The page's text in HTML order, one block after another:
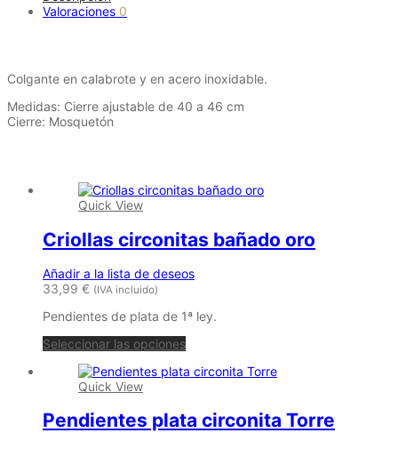
Valoraciones 0
Colgante en calabrote y en acero inoxidable.
Medidas: Cierre ajustable de 40 a 46 cm
Cierre: Mosquetón
Quick View
Criollas circonitas bañado oro
Añadir a la lista de deseos
33,99 € (IVA incluido)
Pendientes de plata de 1ª ley.
Seleccionar las opcionesEste
tiene
Las
opciones
Quick View
Pendientes plata circonita Torre